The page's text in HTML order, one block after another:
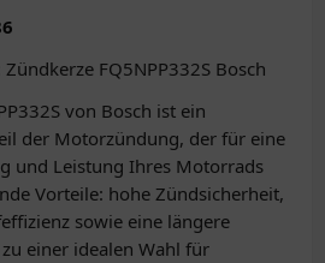
FQ5NPP332S Bosch
von Bosch ist ein
der Motorzündung, der für eine
und Leistung Ihres Motorrads
Vorteile: hohe Zündsicherheit,
sowie eine längere
einer idealen Wahl für